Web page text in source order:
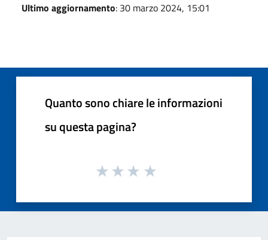
Ultimo aggiornamento: 30 marzo 2024, 15:01
Quanto sono chiare le informazioni
su questa pagina?